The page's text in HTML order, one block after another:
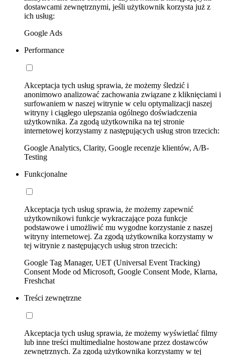
dostawcami zewnętrznymi, jeśli użytkownik korzysta już z
ich usług:
Google Ads
Performance
Akceptacja tych usług sprawia, że możemy śledzić i
anonimowo analizować zachowania związane z kliknięciami i
surfowaniem w naszej witrynie w celu optymalizacji naszej
witryny i ciągłego ulepszania ogólnego doświadczenia
użytkownika. Za zgodą użytkownika na tej stronie
internetowej korzystamy z następujących usług stron trzecich:
Google Analytics, Clarity, Google recenzje klientów, A/B-
Testing
Funkcjonalne
Akceptacja tych usług sprawia, że możemy zapewnić
użytkownikowi funkcje wykraczające poza funkcje
podstawowe i umożliwić mu wygodne korzystanie z naszej
witryny internetowej. Za zgodą użytkownika korzystamy w
tej witrynie z następujących usług stron trzecich:
Google Tag Manager, UET (Universal Event Tracking)
Consent Mode od Microsoft, Google Consent Mode, Klarna,
Freshchat
Treści zewnętrzne
Akceptacja tych usług sprawia, że możemy wyświetlać filmy
lub inne treści multimedialne hostowane przez dostawców
zewnętrznych. Za zgodą użytkownika korzystamy w tej